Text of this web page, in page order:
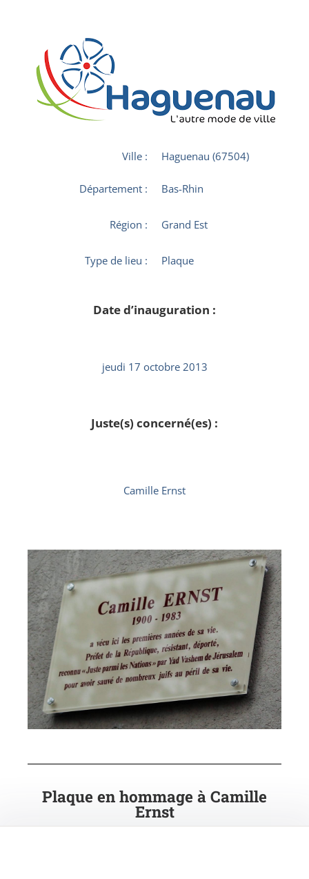
Ville : Haguenau (67504)
Département : Bas-Rhin
Région : Grand Est
Type de lieu : Plaque
Date d’inauguration :
jeudi 17 octobre 2013
Juste(s) concerné(es) :
Camille Ernst
Plaque en hommage à Camille
Ernst